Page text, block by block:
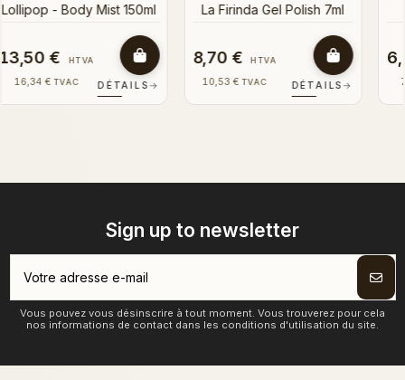
→
6,00 € HTVA
7,26 € TVAC DÉTAILS→
8,00 € HTVA
9,68 € TVAC DÉTAILS
Sign up to newsletter
Vous pouvez vous désinscrire à tout moment. Vous trouverez pour cela
nos informations de contact dans les conditions d'utilisation du site.